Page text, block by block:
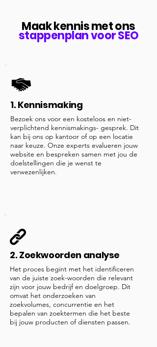
Maak kennis met ons
stappenplan voor SEO
1. Kennismaking
Bezoek ons voor een kosteloos en niet-
verplichtend kennismakings- gesprek. Dit
kan bij ons op kantoor of op een locatie
naar keuze. Onze experts evalueren jouw
website en bespreken samen met jou de
doelstellingen die je wenst te
verwezenlijken.
2. Zoekwoorden analyse
Het proces begint met het identificeren
van de juiste zoek-woorden die relevant
zijn voor jouw bedrijf en doelgroep. Dit
omvat het onderzoeken van
zoekvolumes, concurrentie en het
bepalen van zoektermen die het beste
bij jouw producten of diensten passen.